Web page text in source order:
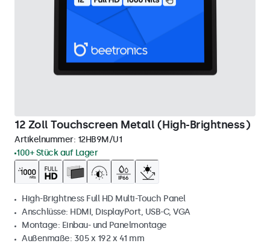
12 Zoll Touchscreen Metall (High-Brightness)
Artikelnummer: 12HB9M/U1
100+ Stück auf Lager
High-Brightness Full HD Multi-Touch Panel
Anschlüsse: HDMI, DisplayPort, USB-C, VGA
Montage: Einbau- und Panelmontage
Außenmaße: 305 x 192 x 41 mm